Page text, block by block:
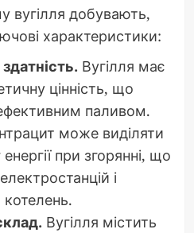
вугілля добувають,
характеристики:
Вугілля має
цінність, що
паливом.
може виділяти
при згорянні, що
і
Вугілля містить